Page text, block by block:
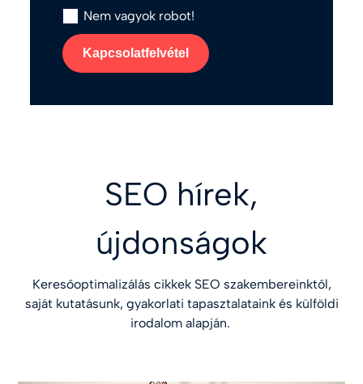
Nem vagyok robot!
Kapcsolatfelvétel
SEO hírek,
újdonságok
Keresőoptimalizálás cikkek SEO szakembereinktől,
saját kutatásunk, gyakorlati tapasztalataink és külföldi
irodalom alapján.